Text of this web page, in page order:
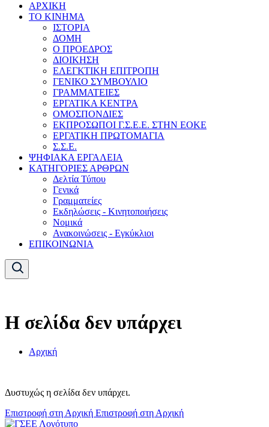
ΑΡΧΙΚΗ
ΤΟ ΚΙΝΗΜΑ
ΙΣΤΟΡΙΑ
ΔΟΜΗ
Ο ΠΡΟΕΔΡΟΣ
ΔΙΟΙΚΗΣΗ
ΕΛΕΓΚΤΙΚΗ ΕΠΙΤΡΟΠΗ
ΓΕΝΙΚΟ ΣΥΜΒΟΥΛΙΟ
ΓΡΑΜΜΑΤΕΙΕΣ
ΕΡΓΑΤΙΚΑ ΚΕΝΤΡΑ
ΟΜΟΣΠΟΝΔΙΕΣ
ΕΚΠΡΟΣΩΠΟΙ Γ.Σ.Ε.Ε. ΣΤΗΝ ΕΟΚΕ
ΕΡΓΑΤΙΚΗ ΠΡΩΤΟΜΑΓΙΑ
Σ.Σ.Ε.
ΨΗΦΙΑΚΑ ΕΡΓΑΛΕΙΑ
ΚΑΤΗΓΟΡΙΕΣ ΑΡΘΡΩΝ
Δελτία Τύπου
Γενικά
Γραμματείες
Εκδηλώσεις - Κινητοποιήσεις
Νομικά
Ανακοινώσεις - Εγκύκλιοι
ΕΠΙΚΟΙΝΩΝΙΑ
Η σελίδα δεν υπάρχει
Αρχική
Δυστυχώς η σελίδα δεν υπάρχει.
Επιστροφή στη Αρχική Επιστροφή στη Αρχική